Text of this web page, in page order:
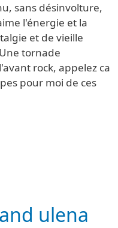
sans désinvolture,
l'énergie et la
et de vieille
tornade
rock, appelez ca
pour moi de ces
ulena